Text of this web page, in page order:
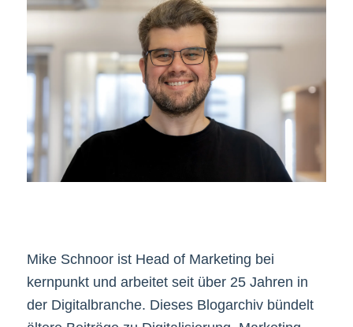
Mike Schnoor ist Head of Marketing bei
kernpunkt und arbeitet seit über 25 Jahren in
der Digitalbranche. Dieses Blogarchiv bündelt